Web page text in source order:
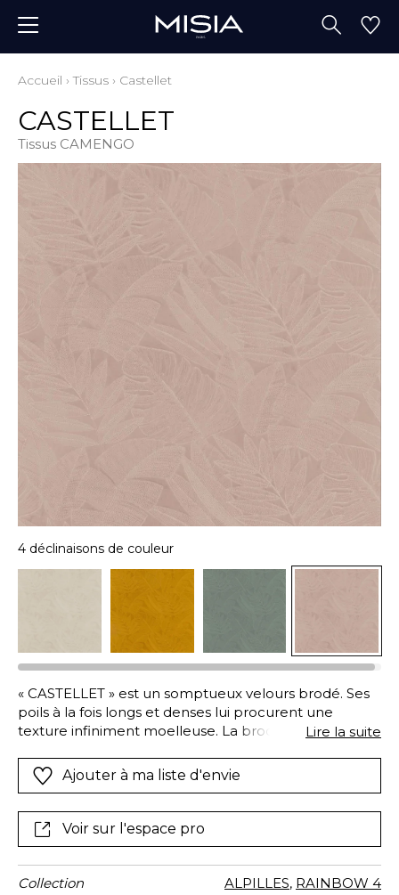
Accueil ›Tissus › Castellet
CASTELLET
Tissus CAMENGO
4 déclinaisons de couleur
« CASTELLET » est un somptueux velours brodé. Ses
poils à la fois longs et denses lui procurent une
texture infiniment moelleuse. La broderie semble
volume, dans une palette ton sur ton facile à intégrer
dans tous les styles d’intérieurs. Sa grande résistance à
Lire la suite
Ajouter à ma liste d'envie
Voir sur l'espace pro
Collection ALPILLES, RAINBOW 4